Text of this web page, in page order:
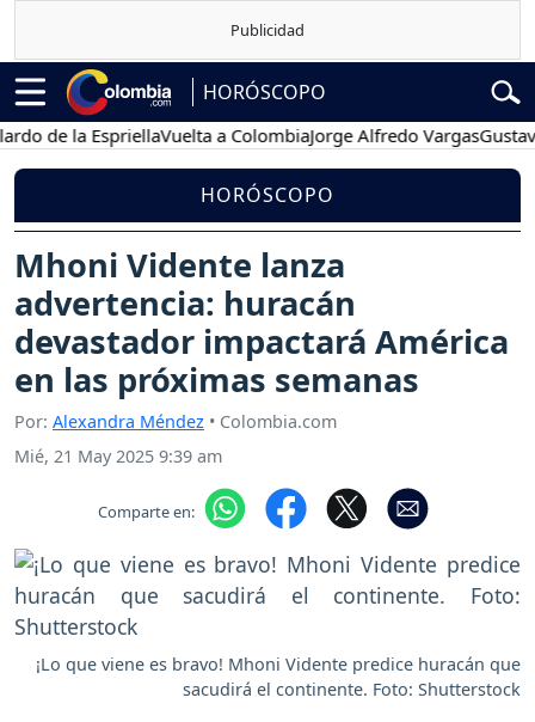
HORÓSCOPO
la EspriellaVuelta a ColombiaJorge Alfredo VargasGustavo
HORÓSCOPO
Mhoni Vidente lanza
advertencia: huracán
devastador impactará América
en las próximas semanas
Por: Alexandra Méndez • Colombia.com
Mié, 21 May 2025 9:39 am
Comparte en:
¡Lo que viene es bravo! Mhoni Vidente predice huracán que
sacudirá el continente. Foto: Shutterstock